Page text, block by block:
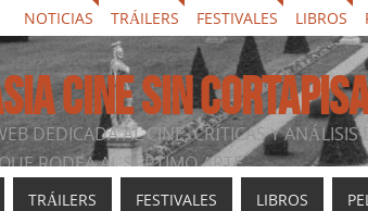
NOTICIAS TRÁILERS FESTIVALES LIBROS
CINE SIN
DEDICADA AL CINE, CRÍTICAS Y
RODEA AL SÉPTIMO ARTE
TRÁILERS FESTIVALES LIBROS